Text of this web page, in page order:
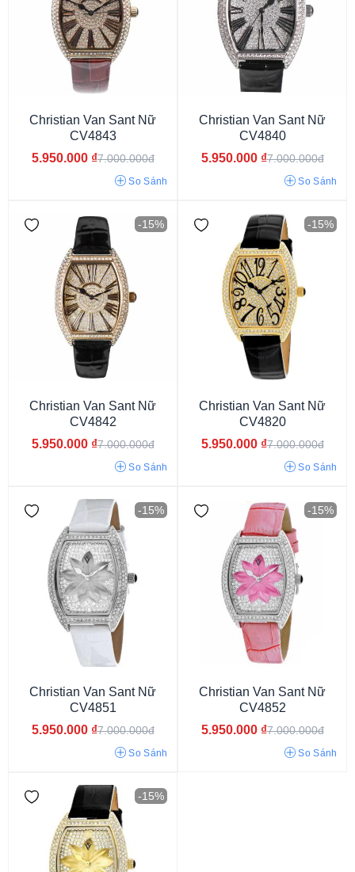
5atm 10atm
Pin/Quartz
Dây Da
10mm
Mặt màu vàng
Mặt màu bạc
Mặt vàng hồng
Christian Van Sant Nữ
CV4843
5.950.000 ₫7.000.000đ
So Sánh
Christian Van Sant Nữ
CV4840
5.950.000 ₫7.000.000đ
So Sánh
-15%
Christian Van Sant Nữ
CV4842
5.950.000 ₫7.000.000đ
So Sánh
-15%
Christian Van Sant Nữ
CV4820
5.950.000 ₫7.000.000đ
So Sánh
-15%
Christian Van Sant Nữ
CV4851
5.950.000 ₫7.000.000đ
So Sánh
-15%
Christian Van Sant Nữ
CV4852
5.950.000 ₫7.000.000đ
So Sánh
-15%